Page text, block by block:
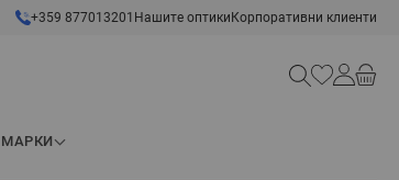
+359 877013201 Нашите оптики Корпоративни клиенти
Търсене
МАРКИ